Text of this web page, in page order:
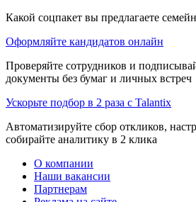
Какой соцпакет вы предлагаете
Оформляйте кандидатов онлайн
Проверяйте сотрудников и
документы без бумаг и личных встреч
Ускорьте подбор в 2 раза с Talantix
Автоматизируйте сбор откликов,
собирайте аналитику в 2 клика
О компании
Наши вакансии
Партнерам